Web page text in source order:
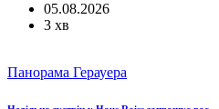
05.08.2026
3 хв
Панорама Герауера